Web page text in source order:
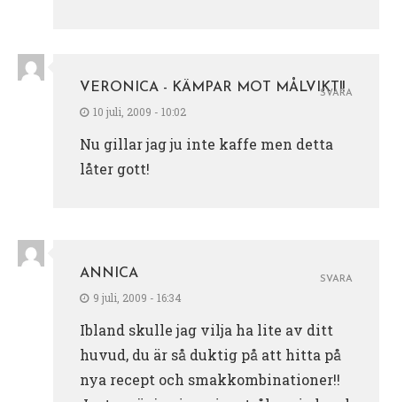
VERONICA - KÄMPAR MOT MÅLVIKT!!
10 juli, 2009 - 10:02
Nu gillar jag ju inte kaffe men detta
låter gott!
SVARA
ANNICA
9 juli, 2009 - 16:34
Ibland skulle jag vilja ha lite av ditt
huvud, du är så duktig på att hitta på
nya recept och smakkombinationer!!
SVARA